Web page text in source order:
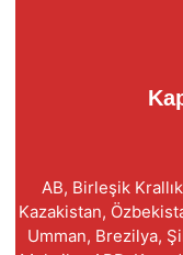
AB, Birleşik
Kazakistan,
Umman, Brezilya,